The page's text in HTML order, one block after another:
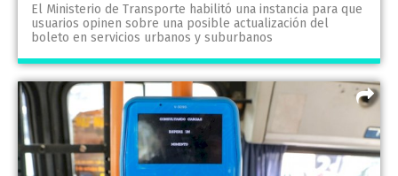
El Ministerio de Transporte habilitó una instancia para que
usuarios opinen sobre una posible actualización del
boleto en servicios urbanos y suburbanos